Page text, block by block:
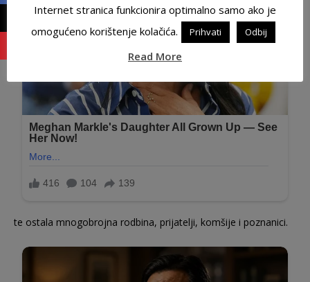
te ostala mnogobrojna rodbina, prijatelji, komšije i poznanici.
Internet stranica funkcionira optimalno samo ako je
omogućeno korištenje kolačića.
Prihvati Odbij
Read More